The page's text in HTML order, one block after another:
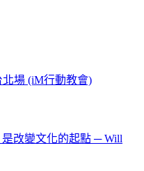
北場 (iM行動教會)
是改變文化的起點 ─ Will